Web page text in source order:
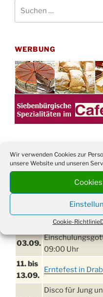
Wir verwenden Cookies zur
unsere Website und unseren
Cookie-Richtlinie
WERBUNG
TERMINE
28.8.
Sommerfreizeit
Kinder ab 13
29.08.
Damen Doppel -
Tennisplatz
03.09.
09:00 Uhr
11. bis
13.09.
Erntefest in
Disco für Jung